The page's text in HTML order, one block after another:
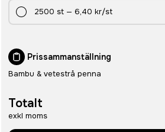
2500 st — 6,40 kr/st
Prissammanställning
Bambu & vetestrå penna
Totalt
exkl moms